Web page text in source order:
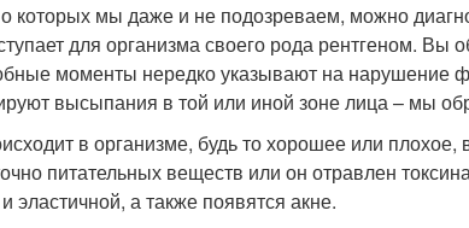
которых мы даже и не подозреваем, можно
для организма своего рода рентгеном.
моменты нередко указывают на нарушение
высыпания в той или иной зоне лица – мы
в организме, будь то хорошее или плохое,
питательных веществ или он отравлен
эластичной, а также появятся акне.